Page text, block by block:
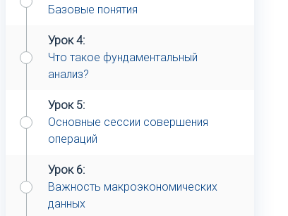
Базовые понятия
Урок 4:
Что такое фундаментальный
анализ?
Урок 5:
Основные сессии совершения
операций
Урок 6:
Важность макроэкономических
данных